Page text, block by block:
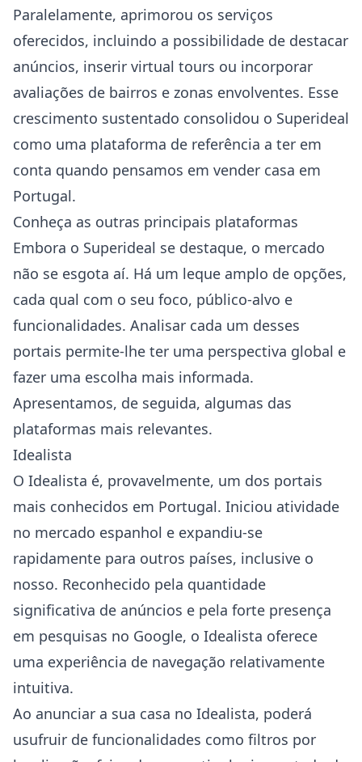
Paralelamente, aprimorou os serviços
oferecidos, incluindo a possibilidade de destacar
anúncios, inserir virtual tours ou incorporar
avaliações de bairros e zonas envolventes. Esse
crescimento sustentado consolidou o Superideal
como uma plataforma de referência a ter em
conta quando pensamos em vender casa em
Portugal.
Conheça as outras principais plataformas
Embora o Superideal se destaque, o mercado
não se esgota aí. Há um leque amplo de opções,
cada qual com o seu foco, público-alvo e
funcionalidades. Analisar cada um desses
portais permite-lhe ter uma perspectiva global e
fazer uma escolha mais informada.
Apresentamos, de seguida, algumas das
plataformas mais relevantes.
Idealista
O Idealista é, provavelmente, um dos portais
mais conhecidos em Portugal. Iniciou atividade
no mercado espanhol e expandiu-se
rapidamente para outros países, inclusive o
nosso. Reconhecido pela quantidade
significativa de anúncios e pela forte presença
em pesquisas no Google, o Idealista oferece
uma experiência de navegação relativamente
intuitiva.
Ao anunciar a sua casa no Idealista, poderá
usufruir de funcionalidades como filtros por